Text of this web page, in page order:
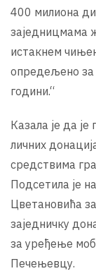
400 милиона
заједницмама
истакнем
опредељено за
години.“
Казала је да
личних
средствима
Подсетила је
Цветановића
заједничку
за уређење
Печењевцу.